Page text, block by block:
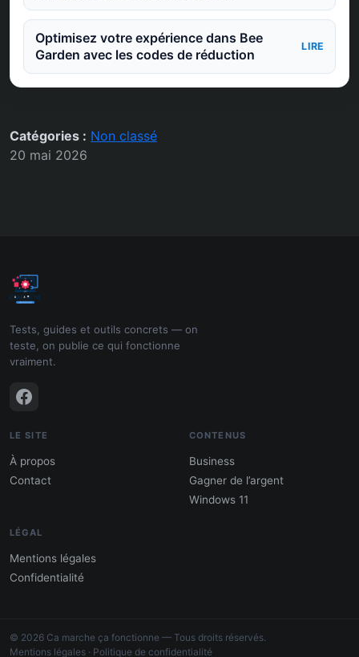
Optimisez votre expérience dans Bee
Garden avec les codes de réduction
LIRE
Catégories : Non classé
20 mai 2026
Tests, guides et outils concrets — on
teste, on publie ce qui fonctionne
vraiment.
LE SITE
À propos
Contact
CONTENUS
Business
Gagner de l’argent
Windows 11
LÉGAL
Mentions légales
Confidentialité
© 2026 Ca marche ça fonctionne — Tous droits réservés.
Mentions légales · Politique de confidentialité
l'argent
Gagne 300 € – 5 000 € / mois · Guide testé